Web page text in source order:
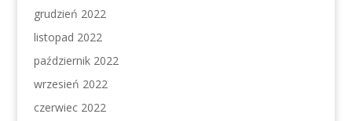
grudzień 2022
listopad 2022
październik 2022
wrzesień 2022
czerwiec 2022